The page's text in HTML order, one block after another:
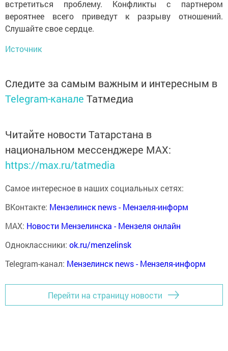
встретиться проблему. Конфликты с партнером
вероятнее всего приведут к разрыву отношений.
Слушайте свое сердце.
Источник
Следите за самым важным и интересным в
Telegram-канале Татмедиа
Читайте новости Татарстана в
национальном мессенджере MАХ:
https://max.ru/tatmedia
Самое интересное в наших социальных сетях:
ВКонтакте: Мензелинск news - Мензеля-информ
MAX: Новости Мензелинска - Мензеля онлайн
Одноклассники: ok.ru/menzelinsk
Telegram-канал: Мензелинск news - Мензеля-информ
Перейти на страницу новости